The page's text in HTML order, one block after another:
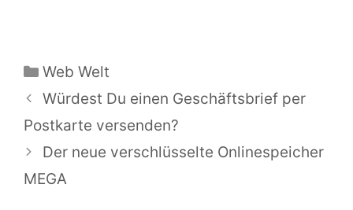
Kategorien
Web Welt
Würdest Du einen Geschäftsbrief per
Postkarte versenden?
Der neue verschlüsselte Onlinespeicher
MEGA